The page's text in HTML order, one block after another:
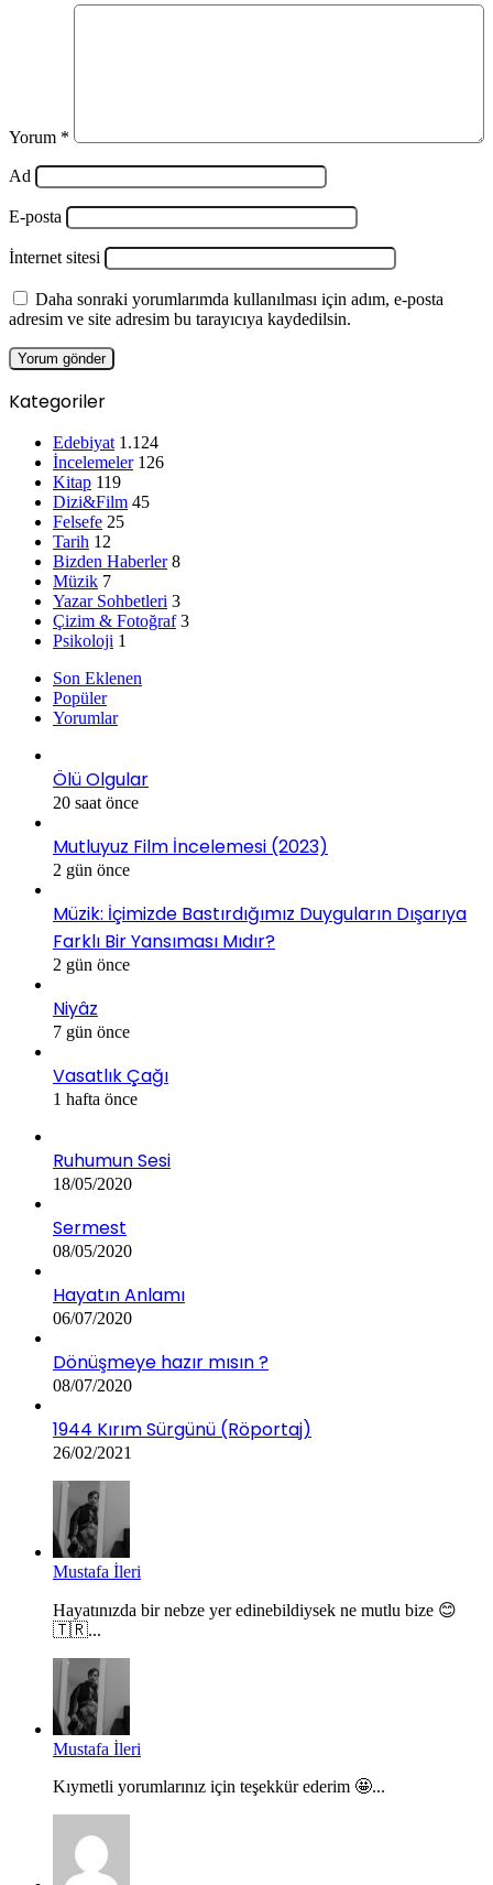
Yorum *
Ad
E-posta
İnternet sitesi
Daha sonraki yorumlarımda kullanılması için adım, e-posta
adresim ve site adresim bu tarayıcıya kaydedilsin.
Kategoriler
Edebiyat 1.124
İncelemeler 126
Kitap 119
Dizi&Film 45
Felsefe 25
Tarih 12
Bizden Haberler 8
Müzik 7
Yazar Sohbetleri 3
Çizim & Fotoğraf 3
Psikoloji 1
Son Eklenen
Popüler
Yorumlar
Ölü Olgular
20 saat önce
Mutluyuz Film İncelemesi (2023)
2 gün önce
Müzik: İçimizde Bastırdığımız Duyguların Dışarıya
Farklı Bir Yansıması Mıdır?
2 gün önce
Niyâz
7 gün önce
Vasatlık Çağı
1 hafta önce
Ruhumun Sesi
18/05/2020
Sermest
08/05/2020
Hayatın Anlamı
06/07/2020
Dönüşmeye hazır mısın ?
08/07/2020
1944 Kırım Sürgünü (Röportaj)
26/02/2021
Mustafa İleri
Hayatınızda bir nebze yer edinebildiysek ne mutlu bize 😊
🇹🇷...
Mustafa İleri
Kıymetli yorumlarınız için teşekkür ederim 🤩...